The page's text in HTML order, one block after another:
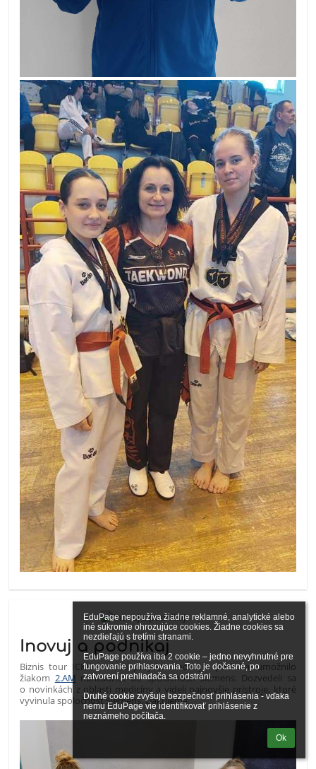
EduPage nepoužíva žiadne reklamné, analytické alebo
iné súkromie ohrozujúce cookies. Žiadne cookies sa
nezdieľajú s tretími stranami.
EduPage používa iba 2 cookie – jedno nevyhnutné pre
fungovanie prihlasovania. Toto je dočasné, po
zatvorení prehliadača sa odstráni.
Druhé cookie zvyšuje bezpečnosť prihlásenia - vďaka
nemu EduPage vie identifikovať prihlásenie z
neznámeho počítača.
Ok
Inovuj a podnikaj
Biznis tour ICKK v rámci projektu Inovuj a podnikaj umožnilo
žiakom 2.AM nahliadnuť do spoločnosti Siemens. Dozvedeli sa
o novinkách z oblasti medicíny a videli najnovšie prístroje, ktoré
vyvinula spoločnosť Siemens. Ďakujeme.